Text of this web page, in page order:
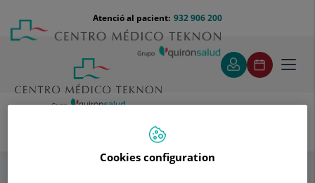
contingut
Menú
teléfono
cabecera
932 906 200
Atenció al pacient:
Unidad Alergo-Rino - Dra. Adriana Izquierdo Domínguez
Cookies configuration